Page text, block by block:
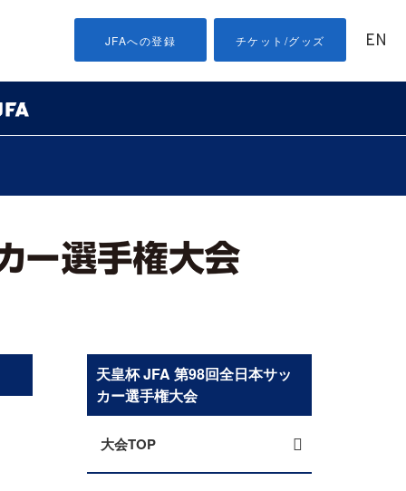
JFAへの登録 チケット/グッズ EN
天皇杯 JFA 第98回全日本サッ
カー選手権大会
大会TOP